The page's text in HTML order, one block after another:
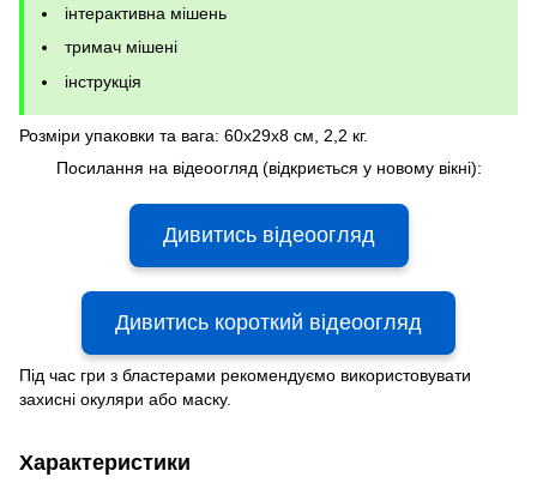
інтерактивна мішень
тримач мішені
інструкція
Розміри упаковки та вага: 60x29x8 см, 2,2 кг.
Посилання на відеоогляд (відкриється у новому вікні):
Дивитись відеоогляд
Дивитись короткий відеоогляд
Під час гри з бластерами рекомендуємо використовувати
захисні окуляри або маску.
Характеристики